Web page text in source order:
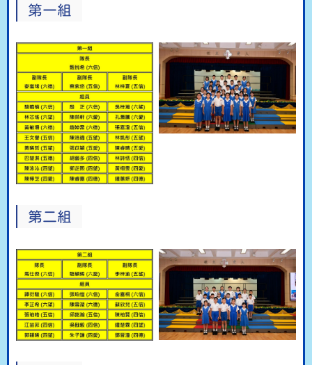
第一組
第二組